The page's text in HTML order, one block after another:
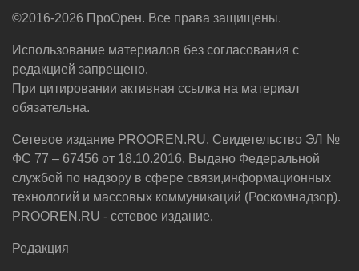
©2016-2026 ПроОрен. Все права защищены.
Использование материалов без согласования с
редакцией запрещено.
При цитировании активная ссылка на материал
обязательна.
Сетевое издание PROOREN.RU. Свидетельство ЭЛ №
ФС 77 – 67456 от 18.10.2016. Выдано Федеральной
службой по надзору в сфере связи,информационных
технологий и массовых коммуникаций (Роскомнадзор).
PROOREN.RU - сетевое издание.
Редакция